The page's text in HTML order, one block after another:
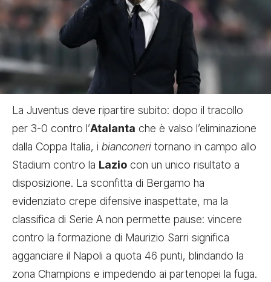
La Juventus deve ripartire subito: dopo il tracollo
per 3-0 contro l’Atalanta che è valso l’eliminazione
dalla Coppa Italia, i bianconeri tornano in campo allo
Stadium contro la Lazio con un unico risultato a
disposizione. La sconfitta di Bergamo ha
evidenziato crepe difensive inaspettate, ma la
classifica di Serie A non permette pause: vincere
contro la formazione di Maurizio Sarri significa
agganciare il Napoli a quota 46 punti, blindando la
zona Champions e impedendo ai partenopei la fuga.